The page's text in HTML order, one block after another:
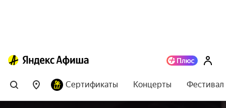
Сертификаты Концерты